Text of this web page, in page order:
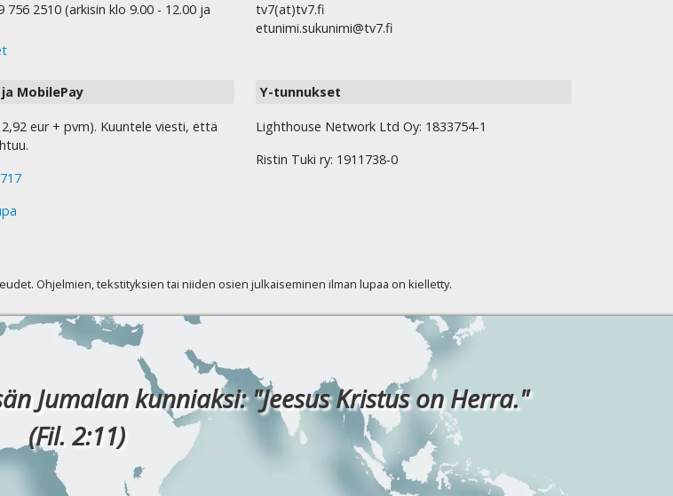
756 2510 (arkisin klo 9.00 - 12.00 ja
tv7(at)tv7.fi
etunimi.sukunimi@tv7.fi
MobilePay
eur + pvm). Kuuntele viesti, että
Y-tunnukset
Lighthouse Network Ltd Oy: 1833754-1
Ristin Tuki ry: 1911738-0
Ohjelmien, tekstityksien tai niiden osien julkaiseminen ilman lupaa on kielletty.
Jumalan kunniaksi: "Jeesus Kristus on Herra."
(Fil. 2:11)